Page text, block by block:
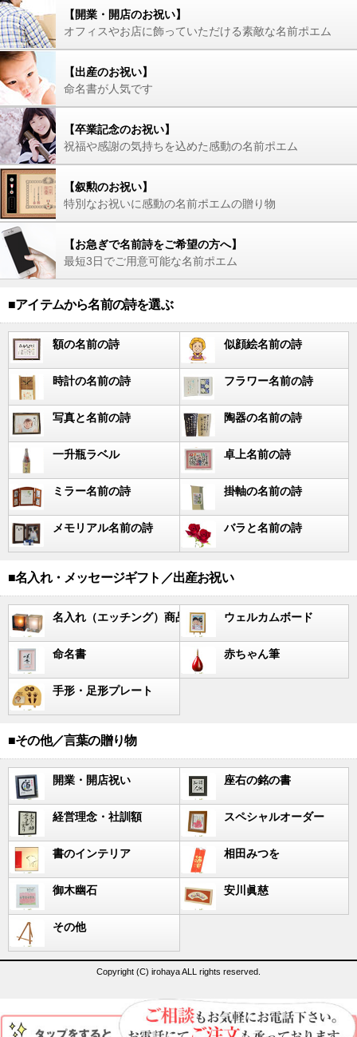
【開業・開店のお祝い】
オフィスやお店に飾っていただける素敵な名前ポエム
【出産のお祝い】
命名書が人気です
【卒業記念のお祝い】
祝福や感謝の気持ちを込めた感動の名前ポエム
【叙勲のお祝い】
特別なお祝いに感動の名前ポエムの贈り物
【お急ぎで名前詩をご希望の方へ】
最短3日でご用意可能な名前ポエム
■アイテムから名前の詩を選ぶ
額の名前の詩 似顔絵名前の詩
時計の名前の詩 フラワー名前の詩
写真と名前の詩 陶器の名前の詩
一升瓶ラベル 卓上名前の詩
ミラー名前の詩 掛軸の名前の詩
メモリアル名前の詩 バラと名前の詩
■名入れ・メッセージギフト／出産お祝い
名入れ（エッチング）商品 ウェルカムボード
命名書 赤ちゃん筆
手形・足形プレート
■その他／言葉の贈り物
開業・開店祝い 座右の銘の書
経営理念・社訓額 スペシャルオーダー
書のインテリア 相田みつを
御木幽石 安川眞慈
その他
Copyright (C) irohaya ALL rights reserved.